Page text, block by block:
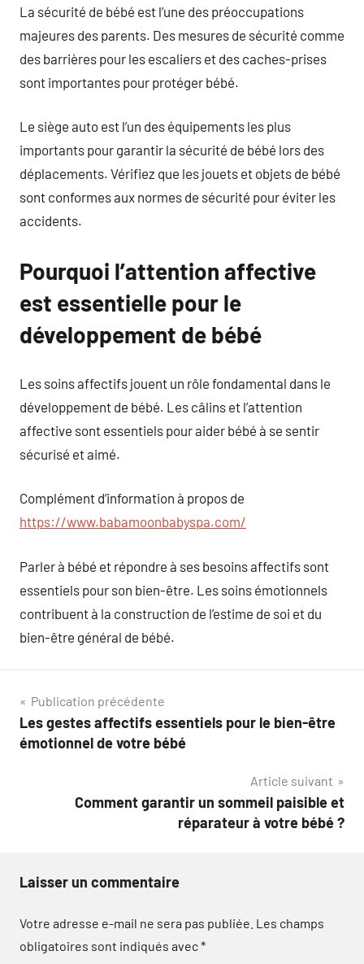
La sécurité de bébé est l’une des préoccupations
majeures des parents. Des mesures de sécurité comme
des barrières pour les escaliers et des caches-prises
sont importantes pour protéger bébé.
Le siège auto est l’un des équipements les plus
importants pour garantir la sécurité de bébé lors des
déplacements. Vérifiez que les jouets et objets de bébé
sont conformes aux normes de sécurité pour éviter les
accidents.
Pourquoi l’attention affective
est essentielle pour le
développement de bébé
Les soins affectifs jouent un rôle fondamental dans le
développement de bébé. Les câlins et l’attention
affective sont essentiels pour aider bébé à se sentir
sécurisé et aimé.
Complément d’information à propos de
https://www.babamoonbabyspa.com/
Parler à bébé et répondre à ses besoins affectifs sont
essentiels pour son bien-être. Les soins émotionnels
contribuent à la construction de l’estime de soi et du
bien-être général de bébé.
Navigation
de
Publication précédente
Les gestes affectifs essentiels pour le bien-être
émotionnel de votre bébé
Article suivant
Comment garantir un sommeil paisible et
réparateur à votre bébé ?
Laisser un commentaire
Votre adresse e-mail ne sera pas publiée. Les champs
obligatoires sont indiqués avec*